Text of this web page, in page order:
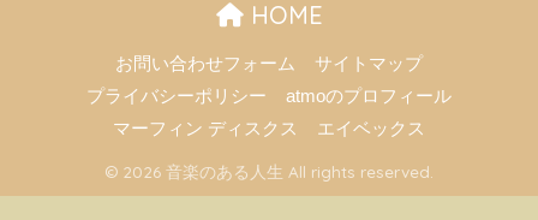
HOME
お問い合わせフォーム
サイトマップ
プライバシーポリシー
atmoのプロフィール
マーフィン ディスクス
エイベックス
© 2026 音楽のある人生 All rights reserved.